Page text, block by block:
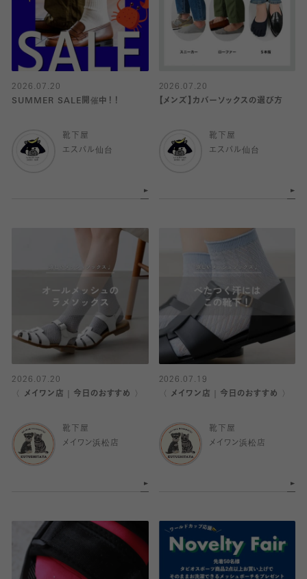
2026.07.20
SUMMER SALE開催中！！
靴下屋
エスパル仙台
2026.07.20
【メンズ】カバーソックスの選び方
靴下屋
エスパル仙台
2026.07.20
〈 メイワン店｜今日のおすすめ 〉
靴下屋
メイワン浜松店
2026.07.19
〈 メイワン店｜今日のおすすめ 〉
靴下屋
メイワン浜松店